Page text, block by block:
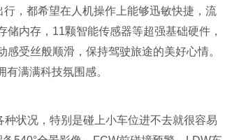
，都希望在人机操作上能够迅敏快捷，流
内存，11颗智能传感器等超强基础硬件，
受丝般顺滑，保持驾驶旅途的美好心情。
满满科技氛围感。
状况，特别是碰上小车位进不去就很容易